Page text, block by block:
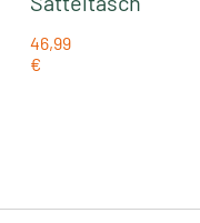
green
Regulärer Preis:
46,99
€